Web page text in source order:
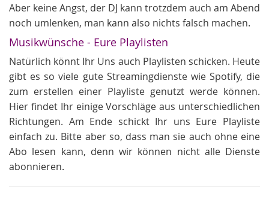
Aber keine Angst, der DJ kann trotzdem auch am Abend
noch umlenken, man kann also nichts falsch machen.
Musikwünsche - Eure Playlisten
Natürlich könnt Ihr Uns auch Playlisten schicken. Heute
gibt es so viele gute Streamingdienste wie Spotify, die
zum erstellen einer Playliste genutzt werde können.
Hier findet Ihr einige Vorschläge aus unterschiedlichen
Richtungen. Am Ende schickt Ihr uns Eure Playliste
einfach zu. Bitte aber so, dass man sie auch ohne eine
Abo lesen kann, denn wir können nicht alle Dienste
abonnieren.